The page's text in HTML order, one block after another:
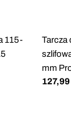
115-
Tarcza
mm
Cena
127,99